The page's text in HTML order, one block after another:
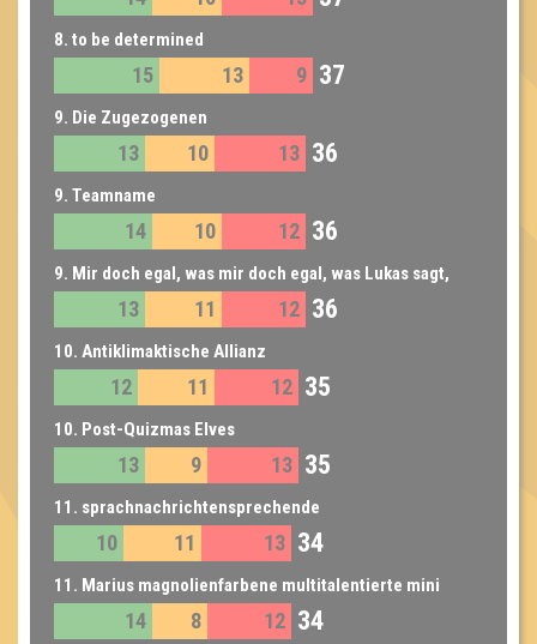
8. to be determined
15 13 9 37
9. Die Zugezogenen
13 10 13 36
9. Teamname
14 10 12 36
9. Mir doch egal, was mir doch egal, was Lukas sagt,
13 11 12 36
10. Antiklimaktische Allianz
12 11 12 35
10. Post-Quizmas Elves
13 9 13 35
11. sprachnachrichtensprechende
Sprachnachrichtenqueens
10 11 13 34
11. Marius magnolienfarbene multitalentierte mini
Marsmiezen
14 8 12 34